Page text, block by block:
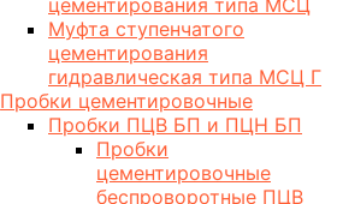
цементирования типа МСЦ
Муфта ступенчатого
цементирования
гидравлическая типа МСЦ Г
Пробки цементировочные
Пробки ПЦВ БП и ПЦН БП
Пробки
цементировочные
беспроворотные ПЦВ